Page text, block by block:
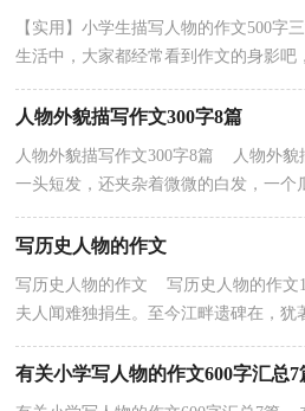
【实用】小学生描写人物的作文500字
生活中，大家都经常看到作文的身影吧
感，调节自己的心情。那要怎么写好作
人物外貌描写作文300字8篇
人物外貌描写作文300字8篇 人物外貌
一头短发，还夹杂着微微的白发，一个
有大大的嘴巴，好看极了！我的妈妈非
写历史人物的作文
写历史人物的作文 写历史人物的作文1
夫人闻难独捐生。至今江畔遗碑在，犹
有关小学写人物的作文600字汇总7